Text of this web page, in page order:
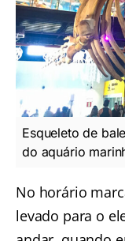
Esqueleto de
do aquário
No horário
levado para o